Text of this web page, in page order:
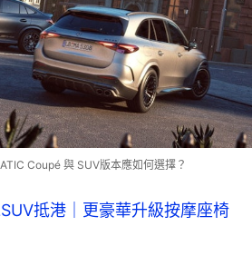
Coupé 與 SUV版本應如何選擇？
抵港｜更豪華升級按摩座椅